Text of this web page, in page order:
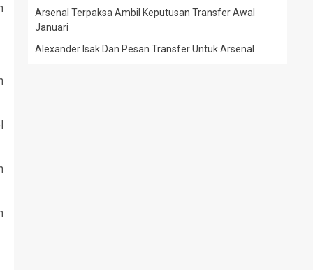
Arsenal Terpaksa Ambil Keputusan Transfer Awal
Januari
Alexander Isak Dan Pesan Transfer Untuk Arsenal